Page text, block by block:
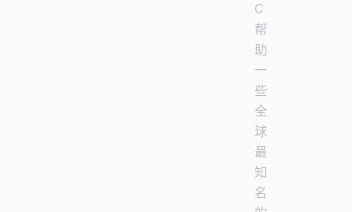
C
帮
助
一
些
全
球
最
知
名